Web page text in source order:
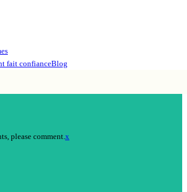
fait confianceBlog
please comment.x